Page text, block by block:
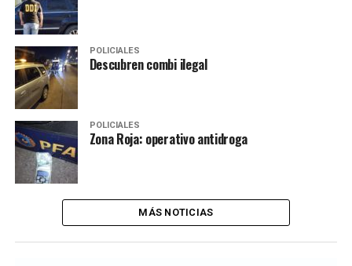
POLICIALES
Descubren combi ilegal
POLICIALES
Zona Roja: operativo antidroga
MÁS NOTICIAS